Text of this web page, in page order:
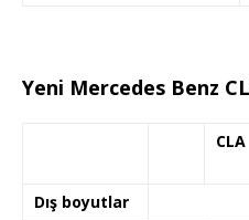
Yeni Mercedes Benz
CLA
Dış boyutlar